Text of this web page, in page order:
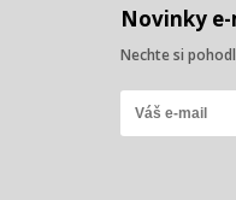
Novinky
Nechte si